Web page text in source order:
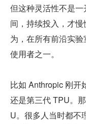
但这种灵活性不是
间，持续投入，才
为，在所有前沿实
使用者之一。
比如 Anthropic 刚开
还是第三代 TPU。
U。很多人当时都不